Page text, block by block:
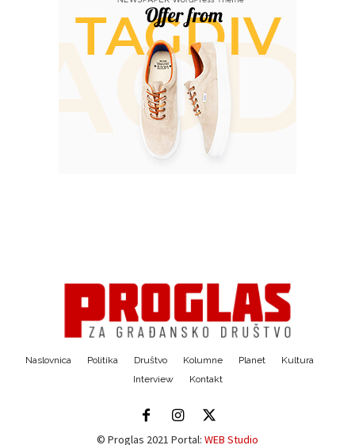
Naslovnica Politika Društvo Kolumne Planet
Kultura
Interview
Kontakt
© Proglas 2021 Portal: WEB Studio